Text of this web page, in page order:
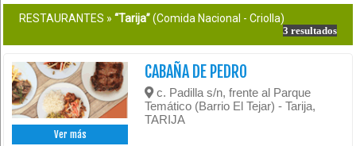
RESTAURANTES »“Tarija”(Comida Nacional - Criolla)
3 resultados
Ver más
CABAÑA DE PEDRO
c. Padilla s/n, frente al Parque
Temático (Barrio El Tejar) - Tarija,
TARIJA